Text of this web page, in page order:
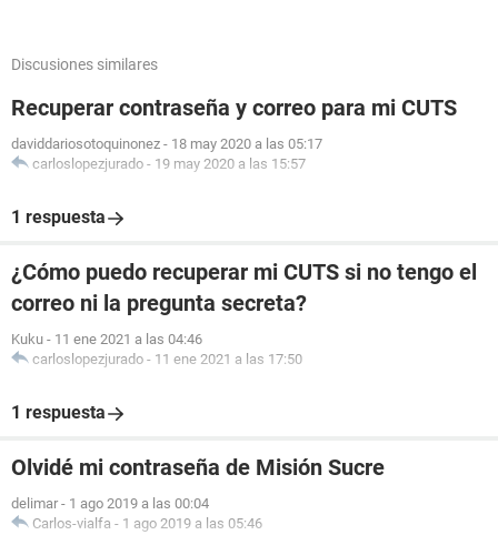
Discusiones similares
Recuperar contraseña y correo para mi CUTS
daviddariosotoquinonez - 18 may 2020 a las 05:17
carloslopezjurado - 19 may 2020 a las 15:57
1 respuesta
¿Cómo puedo recuperar mi CUTS si no tengo el
correo ni la pregunta secreta?
Kuku - 11 ene 2021 a las 04:46
carloslopezjurado - 11 ene 2021 a las 17:50
1 respuesta
Olvidé mi contraseña de Misión Sucre
delimar - 1 ago 2019 a las 00:04
Carlos-vialfa - 1 ago 2019 a las 05:46